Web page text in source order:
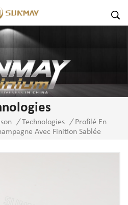
/ Technologies / Profilé En
Avec Finition Sablée